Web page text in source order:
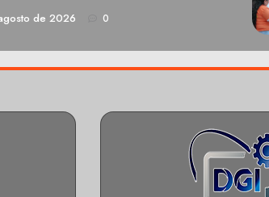
de 2026 0